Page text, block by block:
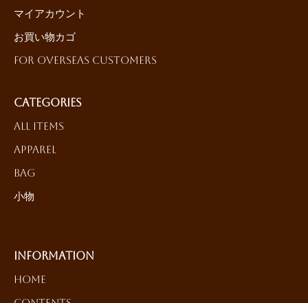
マイアカウント
お買い物カゴ
For Overseas Customers
Categories
All Items
Apparel
Bag
小物
Information
HOME